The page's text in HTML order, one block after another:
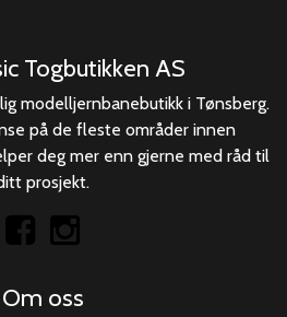
Togbutikken AS
modelljernbanebutikk i Tønsberg.
på de fleste områder innen
deg mer enn gjerne med råd til
prosjekt.
Om oss